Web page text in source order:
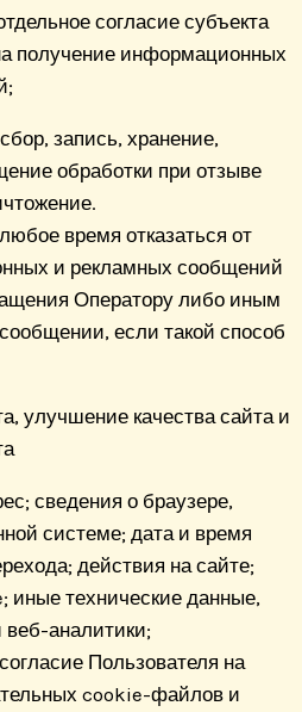
согласие субъекта
получение информационных
запись, хранение,
обработки при отзыве
время отказаться от
и рекламных сообщений
Оператору либо иным
если такой способ
улучшение качества сайта и
сведения о браузере,
системе; дата и время
действия на сайте;
иные технические данные,
аналитики;
Пользователя на
cookie-файлов и